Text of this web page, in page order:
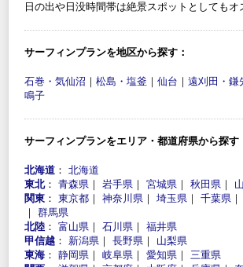
日の出や日没時間帯は絶景スポットとしてもオ
サーフィンプランを地区から探す：
石巻・気仙沼 ｜ 松島・塩釜 ｜ 仙台 ｜ 遠刈田・鎌
鳴子
サーフィンプランをエリア・都道府県から探す
北海道 ： 北海道
東北： 青森県 ｜ 岩手県 ｜ 宮城県 ｜ 秋田県 ｜
関東 ： 東京都 ｜ 神奈川県 ｜ 埼玉県 ｜ 千葉県 ｜
｜ 群馬県
北陸 ： 富山県 ｜ 石川県 ｜ 福井県
甲信越 ： 新潟県 ｜ 長野県 ｜ 山梨県
東海 ： 静岡県 ｜ 岐阜県 ｜ 愛知県 ｜ 三重県